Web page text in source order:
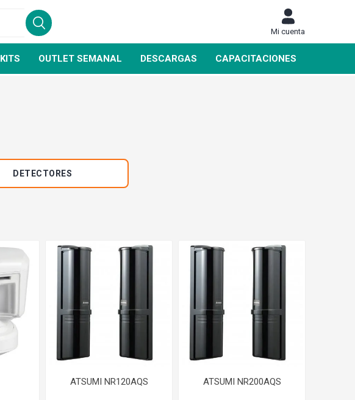
Mi cuenta
KITS OUTLET SEMANAL DESCARGAS CAPACITACIONES
DETECTORES
ATSUMI NR120AQS ATSUMI NR200AQS